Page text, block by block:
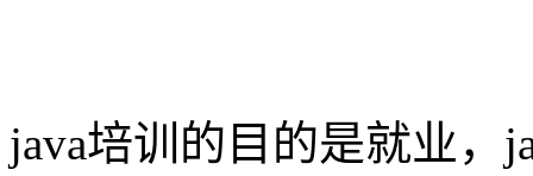
java培训的目的是就业，